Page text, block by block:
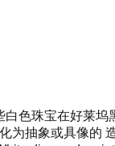
色珠宝在好莱坞
为抽象或具像的